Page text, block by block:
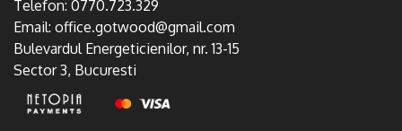
Telefon: 0770.723.329
Email: office.gotwood@gmail.com
Bulevardul Energeticienilor, nr. 13-15
Sector 3, Bucuresti